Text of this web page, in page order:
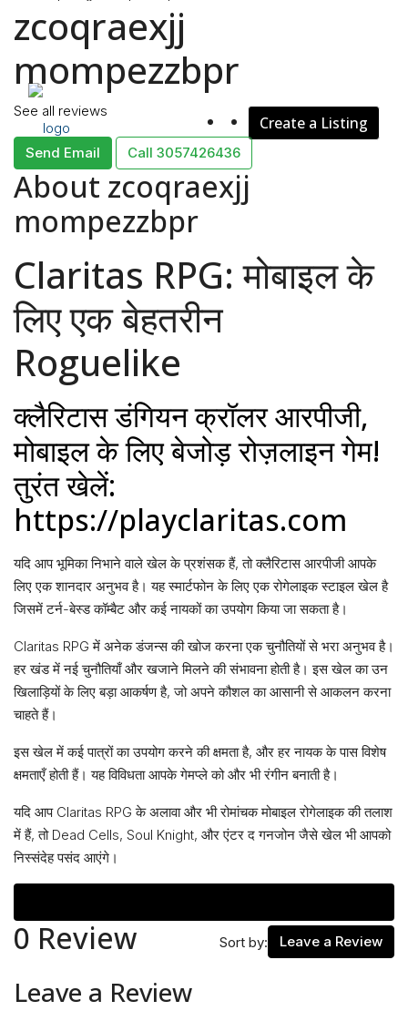
Rent
About Us
Contact
Create a Listing
zcoqraexjj
mompezzbpr
See all reviews
Send Email Call 3057426436
About zcoqraexjj
mompezzbpr
Claritas RPG: मोबाइल के
लिए एक बेहतरीन
Roguelike
क्लैरिटास डंगियन क्रॉलर आरपीजी,
मोबाइल के लिए बेजोड़ रोज़लाइन गेम!
तुरंत खेलें:
https://playclaritas.com
यदि आप भूमिका निभाने वाले खेल के प्रशंसक हैं, तो क्लैरिटास आरपीजी आपके
लिए एक शानदार अनुभव है। यह स्मार्टफोन के लिए एक रोगेलाइक स्टाइल खेल है
जिसमें टर्न-बेस्ड कॉम्बैट और कई नायकों का उपयोग किया जा सकता है।
Claritas RPG में अनेक डंजन्स की खोज करना एक चुनौतियों से भरा अनुभव है।
हर खंड में नई चुनौतियाँ और खजाने मिलने की संभावना होती है। इस खेल का उन
खिलाड़ियों के लिए बड़ा आकर्षण है, जो अपने कौशल का आसानी से आकलन करना
चाहते हैं।
इस खेल में कई पात्रों का उपयोग करने की क्षमता है, और हर नायक के पास विशेष
क्षमताएँ होती हैं। यह विविधता आपके गेमप्ले को और भी रंगीन बनाती है।
यदि आप Claritas RPG के अलावा और भी रोमांचक मोबाइल रोगेलाइक की तलाश
में हैं, तो Dead Cells, Soul Knight, और एंटर द गनजोन जैसे खेल भी आपको
निस्संदेह पसंद आएंगे।
0 Review Sort by: Leave a Review
Leave a Review